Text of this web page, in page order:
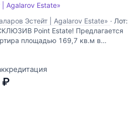
Agalarov Estate»
Эстейт | Agalarov Estate» · Лот:
Point Estate! Предлагается
площадью 169,7 кв.м в
на территории закрытого клубного
расположенного на
квартире выполнена
₽